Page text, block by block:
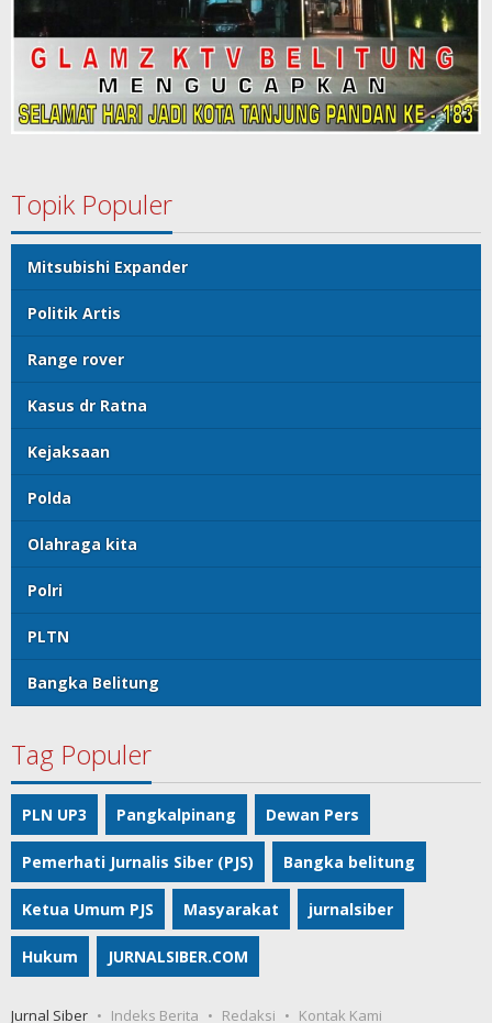
Topik Populer
Mitsubishi Expander
Politik Artis
Range rover
Kasus dr Ratna
Kejaksaan
Polda
Olahraga kita
Polri
PLTN
Bangka Belitung
Tag Populer
PLN UP3 Pangkalpinang Dewan Pers
Pemerhati Jurnalis Siber (PJS) Bangka belitung
Ketua Umum PJS Masyarakat jurnalsiber
Hukum JURNALSIBER.COM
Jurnal Siber Indeks Berita Redaksi Kontak Kami